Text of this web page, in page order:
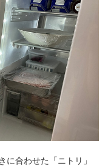
に合わせた「ニトリ」